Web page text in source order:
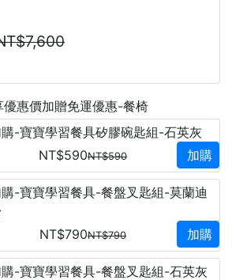
惠價加贈免運優惠-餐椅
-寶寶學習餐具矽膠碗匙組-石英灰
NT$590NT$590 加購
-寶寶學習餐具-餐盤叉匙組-莫蘭迪
NT$790NT$790 加購
-寶寶學習餐具-餐盤叉匙組-石英灰